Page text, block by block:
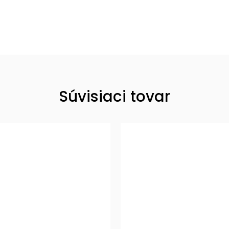
Súvisiaci tovar